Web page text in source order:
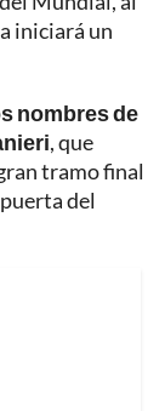
iniciará un
nombres de
, que
tramo final
del